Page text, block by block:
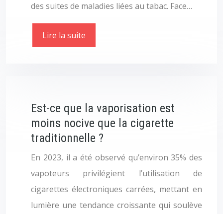
des suites de maladies liées au tabac. Face…
Lire la suite
Est-ce que la vaporisation est
moins nocive que la cigarette
traditionnelle ?
En 2023, il a été observé qu’environ 35% des
vapoteurs privilégient l’utilisation de
cigarettes électroniques carrées, mettant en
lumière une tendance croissante qui soulève